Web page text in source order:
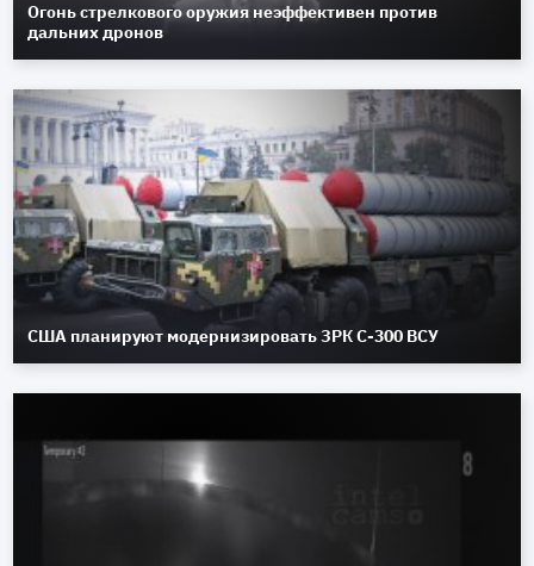
Огонь стрелкового оружия неэффективен против
дальних дронов
США планируют модернизировать ЗРК С-300 ВСУ